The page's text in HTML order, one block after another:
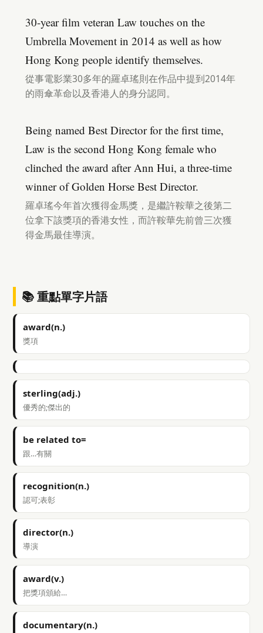
30-year film veteran Law touches on the
Umbrella Movement in 2014 as well as how
Hong Kong people identify themselves.
從事電影業30多年的羅卓瑤則在作品中提到2014年
的雨傘革命以及香港人的身分認同。
Being named Best Director for the first time,
Law is the second Hong Kong female who
clinched the award after Ann Hui, a three-time
winner of Golden Horse Best Director.
羅卓瑤今年首次獲得金馬獎，是繼許鞍華之後第二
位拿下該獎項的香港女性，而許鞍華先前曾三次獲
得金馬最佳導演。
📚 重點單字片語
award(n.)
獎項
sterling(adj.)
優秀的;傑出的
be related to=
跟…有關
recognition(n.)
認可;表彰
director(n.)
導演
award(v.)
把獎項頒給…
documentary(n.)